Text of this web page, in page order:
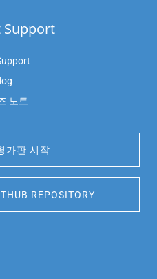
Support
노트
가판 시작
REPOSITORY